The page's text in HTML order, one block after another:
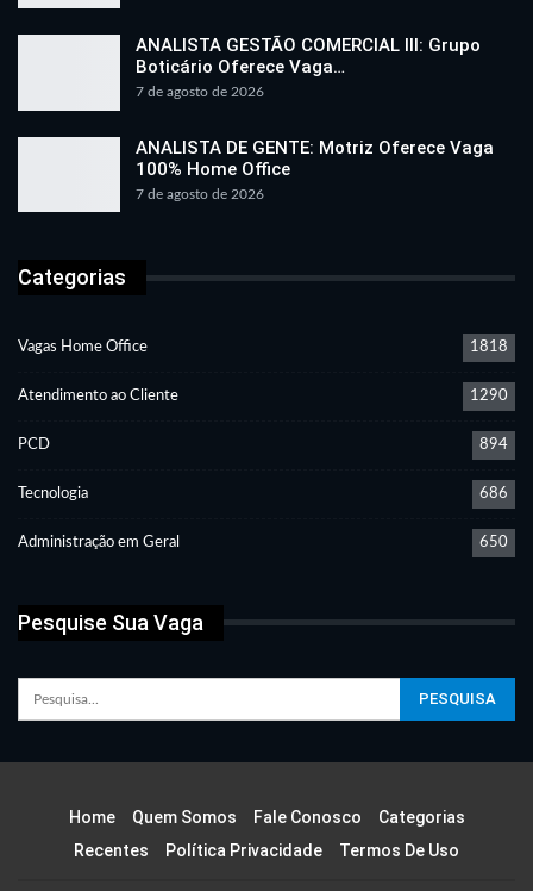
ANALISTA GESTÃO COMERCIAL III: Grupo
Boticário Oferece Vaga…
7 de agosto de 2026
ANALISTA DE GENTE: Motriz Oferece Vaga
100% Home Office
7 de agosto de 2026
Categorias
Vagas Home Office 1818
Atendimento ao Cliente 1290
PCD 894
Tecnologia 686
Administração em Geral 650
Pesquise Sua Vaga
Home Quem Somos Fale Conosco
Categorias
Recentes
Política Privacidade Termos De Uso